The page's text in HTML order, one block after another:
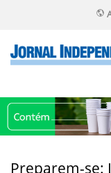
Preparem-se: